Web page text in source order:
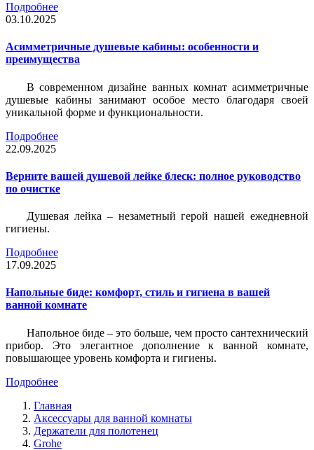
Подробнее
03.10.2025
Асимметричные душевые кабины: особенности и
преимущества
В современном дизайне ванных комнат асимметричные
душевые кабины занимают особое место благодаря своей
уникальной форме и функциональности.
Подробнее
22.09.2025
Верните вашей душевой лейке блеск: полное руководство
по очистке
Душевая лейка – незаметный герой нашей ежедневной
гигиены.
Подробнее
17.09.2025
Напольные биде: комфорт, стиль и гигиена в вашей
ванной комнате
Напольное биде – это больше, чем просто сантехнический
прибор. Это элегантное дополнение к ванной комнате,
повышающее уровень комфорта и гигиены.
Подробнее
Главная
Аксессуары для ванной комнаты
Держатели для полотенец
Grohe